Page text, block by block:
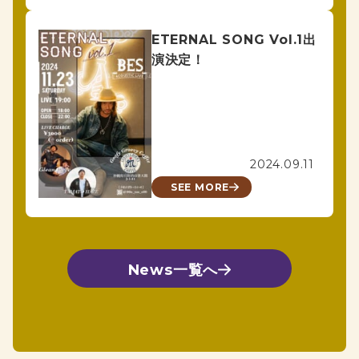
ETERNAL SONG Vol.1出
演決定！
2024.09.11
SEE MORE
News一覧へ